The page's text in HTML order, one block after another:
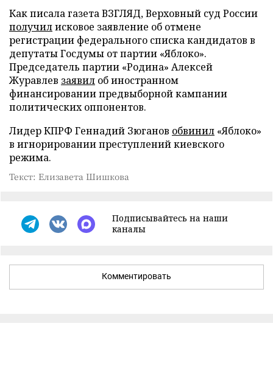
Как писала газета ВЗГЛЯД, Верховный суд России
получилисковое заявление об отмене
регистрации федерального списка кандидатов в
депутаты Госдумы от партии «Яблоко».
Председатель партии «Родина» Алексей
Журавлев заявил об иностранном
финансировании предвыборной кампании
политических оппонентов.
Лидер КПРФ Геннадий Зюганов обвинил «Яблоко»
в игнорировании преступлений киевского
режима.
Текст: Елизавета Шишкова
Подписывайтесь на наши
каналы
Комментировать